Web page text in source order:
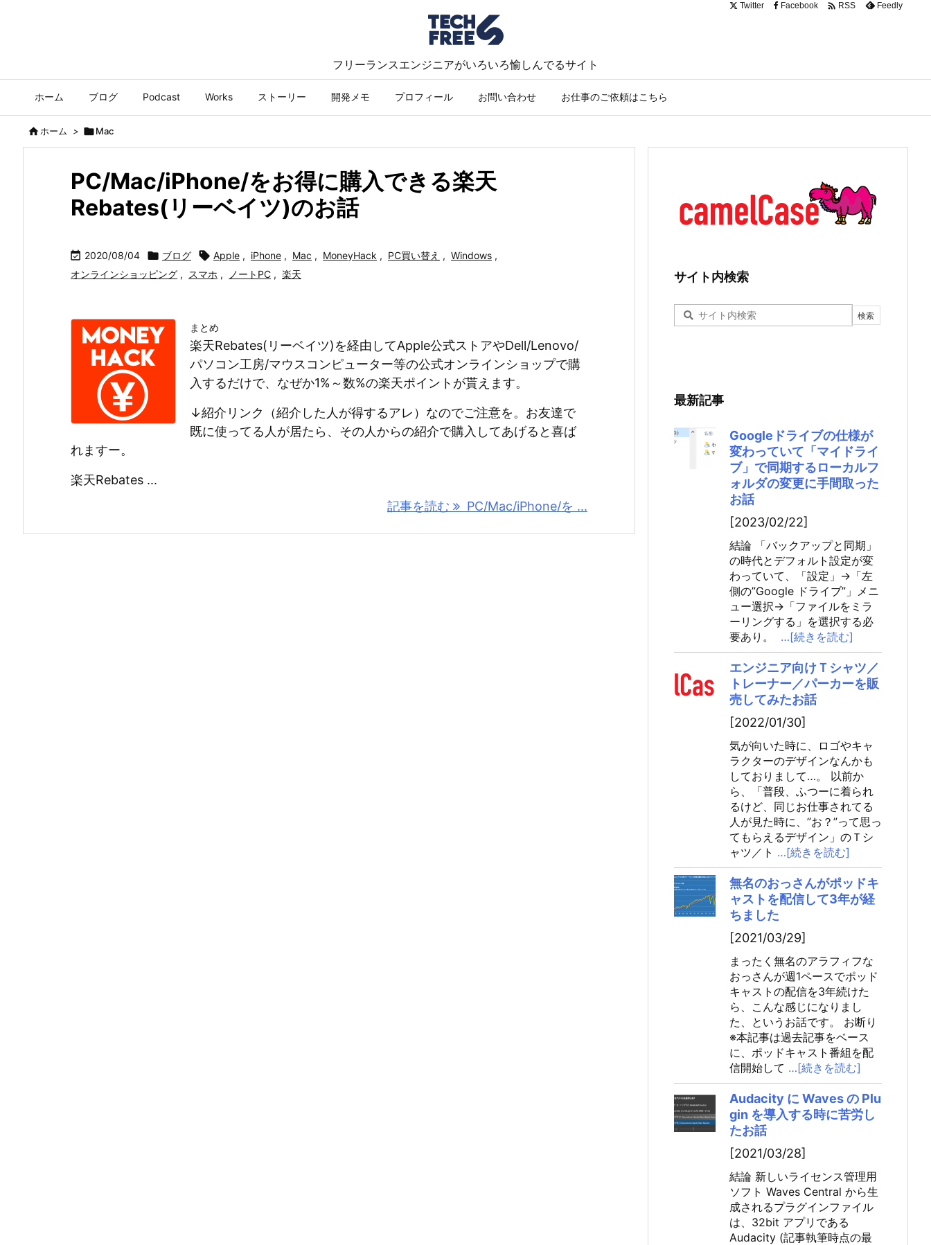
フリーランスエンジニアがいろいろ愉しんでるサイト
ホーム ブログ Podcast Works ストーリー 開発メモ プロフィール お問い合わせ お仕事のご依頼はこちら
Twitter Facebook  RSS Feedly
ホーム > Mac
PC/Mac/iPhone/をお得に購入できる楽天
Rebates(リーベイツ)のお話
 2020/08/04  ブログ  Apple , iPhone , Mac , MoneyHack , PC買い替え , Windows ,
オンラインショッピング , スマホ , ノートPC , 楽天
まとめ
楽天Rebates(リーベイツ)を経由してApple公式ストアやDell/Lenovo/
パソコン工房/マウスコンピューター等の公式オンラインショップで購
入するだけで、なぜか1%～数%の楽天ポイントが貰えます。
↓紹介リンク（紹介した人が得するアレ）なのでご注意を。お友達で
既に使ってる人が居たら、その人からの紹介で購入してあげると喜ば
れますー。
楽天Rebates ...
記事を読む
PC/Mac/iPhone/を ...
サイト内検索
最新記事
Googleドライブの仕様が
変わっていて「マイドライ
ブ」で同期するローカルフ
ォルダの変更に手間取った
お話
[2023/02/22]
結論 「バックアップと同期」
の時代とデフォルト設定が変
わっていて、「設定」→「左
側の”Google ドライブ”」メニ
ュー選択→「ファイルをミラ
ーリングする」を選択する必
要あり。
…[続きを読む]
エンジニア向けＴシャツ／
トレーナー／パーカーを販
売してみたお話
[2022/01/30]
気が向いた時に、ロゴやキャ
ラクターのデザインなんかも
しておりまして…。 以前か
ら、「普段、ふつーに着られ
るけど、同じお仕事されてる
人が見た時に、”お？”って思っ
てもらえるデザイン」のＴシ
ャツ／ト …[続きを読む]
無名のおっさんがポッドキ
ャストを配信して3年が経
ちました
[2021/03/29]
まったく無名のアラフィフな
おっさんが週1ペースでポッド
キャストの配信を3年続けた
ら、こんな感じになりまし
た、というお話です。 お断り
※本記事は過去記事をベース
に、ポッドキャスト番組を配
信開始して …[続きを読む]
Audacity に Waves の Plu
gin を導入する時に苦労し
たお話
[2021/03/28]
結論 新しいライセンス管理用
ソフト Waves Central から生
成されるプラグインファイル
は、32bit アプリである
Audacity (記事執筆時点の最